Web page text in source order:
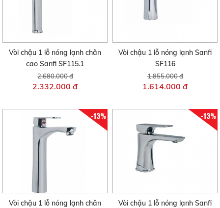
Vòi chậu 1 lỗ nóng lạnh chân
cao Sanfi SF115.1
2.680.000 đ
2.332.000 đ
Vòi chậu 1 lỗ nóng lạnh Sanfi
SF116
1.855.000 đ
1.614.000 đ
-13%
Vòi chậu 1 lỗ nóng lạnh chân
-13%
Vòi chậu 1 lỗ nóng lạnh Sanfi